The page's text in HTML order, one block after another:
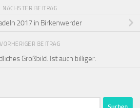
NÄCHSTER BEITRAG
2017 in Birkenwerder
VORHERIGER BEITRAG
Großbild. Ist auch billiger.